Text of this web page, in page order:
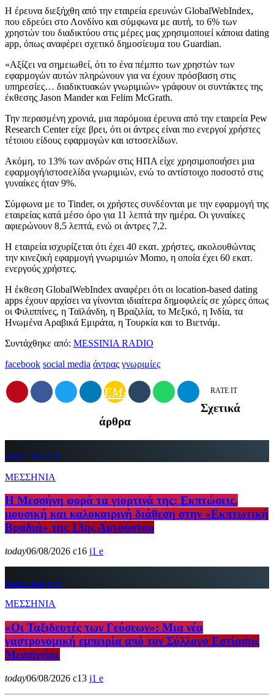
Η έρευνα διεξήχθη από την εταιρεία ερευνών GlobalWebIndex,
που εδρεύει στο Λονδίνο και σύμφωνα με αυτή, το 6% των
χρηστών του διαδικτύου στις μέρες μας χρησιμοποιεί κάποια dating
app, όπως αναφέρει σχετικό δημοσίευμα του Guardian.
«Αξίζει να σημειωθεί, ότι το ένα πέμπτο των χρηστών των
εφαρμογών αυτών πληρώνουν για να έχουν πρόσβαση στις
υπηρεσίες… διαδικτυακών γνωριμιών» γράφουν οι συντάκτες της
έκθεσης Jason Mander και Felim McGrath.
Την περασμένη χρονιά, μια παρόμοια έρευνα από την εταιρεία Pew
Research Center είχε βρει, ότι οι άντρες είναι πιο ενεργοί χρήστες
τέτοιου είδους εφαρμογών και ιστοσελίδων.
Ακόμη, το 13% των ανδρών στις ΗΠΑ είχε χρησιμοποιήσει μια
εφαρμογή/ιστοσελίδα γνωριμιών, ενώ το αντίστοιχο ποσοστό στις
γυναίκες ήταν 9%.
Σύμφωνα με το Tinder, οι χρήστες συνδέονται με την εφαρμογή της
εταιρείας κατά μέσο όρο για 11 λεπτά την ημέρα. Οι γυναίκες
αφιερώνουν 8,5 λεπτά, ενώ οι άντρες 7,2.
Η εταιρεία ισχυρίζεται ότι έχει 40 εκατ. χρήστες, ακολουθώντας
την κινεζική εφαρμογή γνωριμιών Momo, η οποία έχει 60 εκατ.
ενεργούς χρήστες.
Η έκθεση GlobalWebIndex αναφέρει ότι οι location-based dating
apps έχουν αρχίσει να γίνονται ιδιαίτερα δημοφιλείς σε χώρες όπως
οι Φιλιππίνες, η Ταϊλάνδη, η Βραζιλία, το Μεξικό, η Ινδία, τα
Ηνωμένα Αραβικά Εμιράτα, η Τουρκία και το Βιετνάμ.
Συντάχθηκε από: MESSINIA RADIO
facebook social media άντρας γνωριμίες
EMAIL RATE IT
Σχετικά
άρθρα
insert_link
1
ΜΕΣΣΗΝΙΑ
Η Μεσσήνη φορά τα γιορτινά της: Εκπτώσεις,
μουσική και καλοκαιρινή διάθεση στην «Εκπτωτική
Βραδιά» της 13ης Αυγούστου
today06/08/2026 16 1
insert_link
1
ΜΕΣΣΗΝΙΑ
«Οι Ταξιδευτές των Γεύσεων»: Μια νέα
γαστρονομική εμπειρία από τον Σύλλογο Εστίασης
Μεσσηνίας
today06/08/2026 13 1